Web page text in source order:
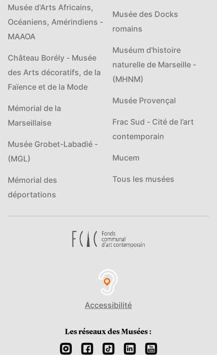
Accessibilité
Les réseaux des Musées :
Musée d'Arts Africains,
Océaniens, Amérindiens -
MAAOA
Château Borély - Musée
des Arts décoratifs, de la
Faïence et de la Mode
Mémorial de la
Marseillaise
Musée Grobet-Labadié -
(MGL)
Mémorial des
déportations
Musée des Docks
romains
Muséum d'histoire
naturelle de Marseille -
(MHNM)
Musée Provençal
Frac Sud - Cité de l’art
contemporain
Mucem
Tous les musées